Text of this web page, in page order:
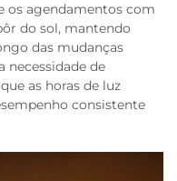
agendamentos com
do sol, mantendo
das mudanças
necessidade de
as horas de luz
consistente